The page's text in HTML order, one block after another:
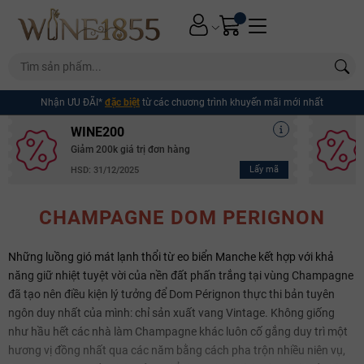
Nhận ƯU ĐÃI* đặc biệt từ các chương trình khuyến mãi mới nhất
WINE200
Giảm 200k giá trị đơn hàng
HSD: 31/12/2025 Lấy mã
CHAMPAGNE DOM PERIGNON
Những luồng gió mát lạnh thổi từ eo biển Manche kết hợp với khả
năng giữ nhiệt tuyệt vời của nền đất phấn trắng tại vùng Champagne
đã tạo nên điều kiện lý tưởng để Dom Pérignon thực thi bản tuyên
ngôn duy nhất của mình: chỉ sản xuất vang Vintage. Không giống
như hầu hết các nhà làm Champagne khác luôn cố gắng duy trì một
hương vị đồng nhất qua các năm bằng cách pha trộn nhiều niên vụ,